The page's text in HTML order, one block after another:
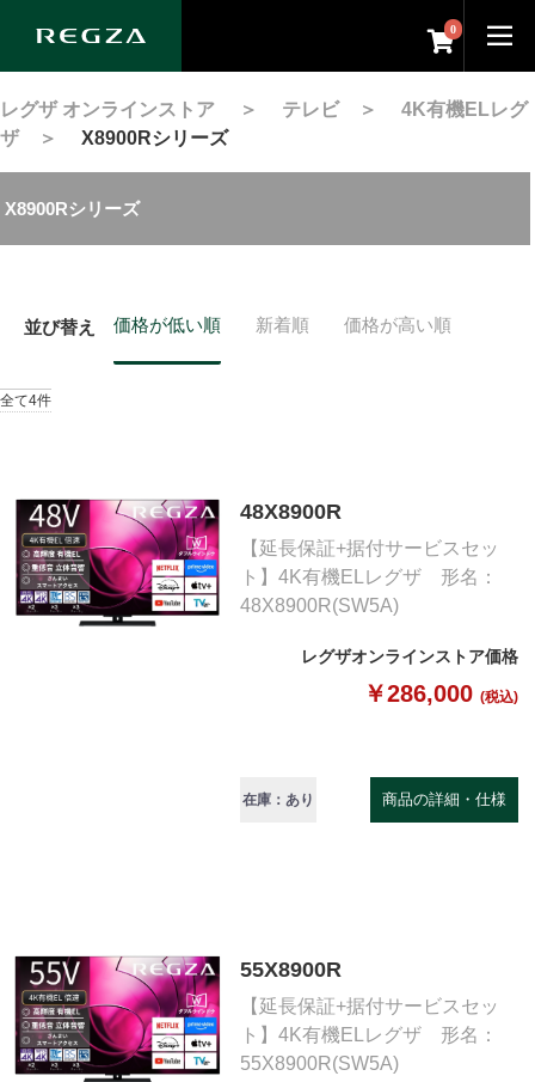
0
レグザ オンラインストア ＞ テレビ＞ 4K有機ELレグ
ザ＞ X8900Rシリーズ
X8900Rシリーズ
並び替え 価格が低い順 新着順 価格が高い順
全て4件
48X8900R
【延長保証+据付サービスセッ
ト】4K有機ELレグザ 形名：
48X8900R(SW5A)
レグザオンラインストア価格
￥286,000 (税込)
在庫：あり 商品の詳細・仕様
55X8900R
【延長保証+据付サービスセッ
ト】4K有機ELレグザ 形名：
55X8900R(SW5A)